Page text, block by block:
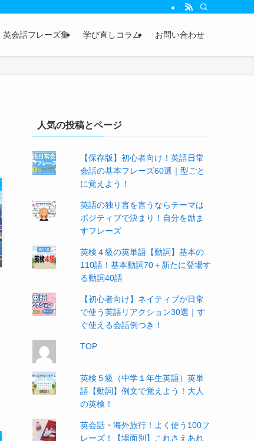
英会話フレーズ集 学び直しコラム お問い合わせ
人気の投稿とページ
【保存版】初心者向け！英語日常
会話の基本フレーズ60選｜型ごと
に覚えよう！
英語の独り言を言うならテーマは
ポジティブで決まり！自分を励ま
すフレーズ
英検４級の英単語【動詞】基本の
110語！基本動詞70＋新たに登場す
る動詞40語
【初心者向け】ネイティブが日常
で使う英語リアクション30選｜す
ぐ使える会話例つき！
TOP
英検５級（中学１年生英語）英単
語【動詞】例文で覚えよう！大人
の英検！
英会話・海外旅行！よく使う100フ
レーズ！【場面別】これさえあれ